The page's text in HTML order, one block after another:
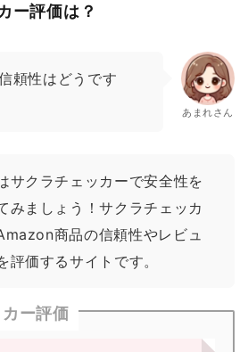
ー評価は？
頼性はどうです
あまれさん
サクラチェッカーで安全性を
みましょう！サクラチェッカ
商品の信頼性やレビュ
評価するサイトです。
ー評価